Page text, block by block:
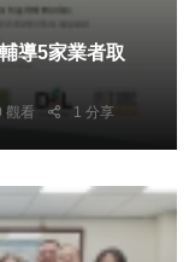
導5家業者取
觀看 1 分享